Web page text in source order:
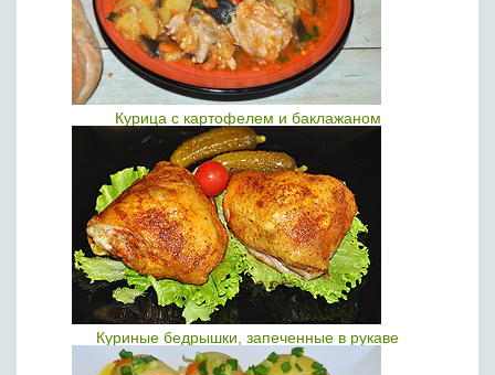
Курица с картофелем и баклажаном
Куриные бедрышки, запеченные в рукаве